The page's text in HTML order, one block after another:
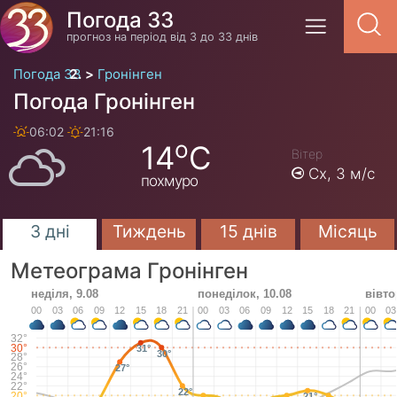
Погода 33
прогноз на період від 3 до 33 днів
Погода 33 Гронінген
Погода Гронінген
06:02 21:16
14oC
похмуро
Вітер
Сх, 3 м/с
3 дні Тиждень 15 днів Місяць
Метеограма Гронінген
22°
24°
26°
28°
30°
32°
27°
31° 30°
22°
00
неділя, 9.08
03 06 09 12 15 18 21 00
понеділок, 10.08
03 06 09 12 15 18 21 00 03